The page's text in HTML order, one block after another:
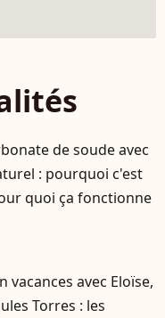
de soude avec
: pourquoi c'est
quoi ça fonctionne
vacances avec Eloïse,
Torres : les